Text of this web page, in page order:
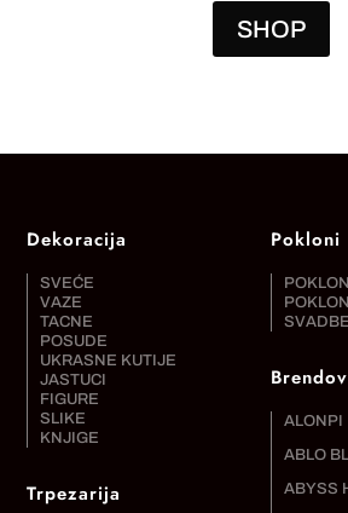
SHOP
Dekoracija
SVEĆE
VAZE
TACNE
POSUDE
UKRASNE KUTIJE
JASTUCI
FIGURE
SLIKE
KNJIGE
Trpezarija
Pokloni
ALONPI
ABLO
ABYSS